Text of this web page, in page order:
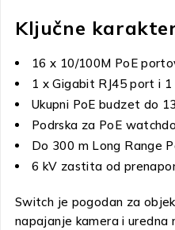
Ključne
16 x 10/100M PoE
1 x Gigabit RJ45 port i
Ukupni PoE budzet do
Podrska za PoE
Do 300 m Long Range
6 kV zastita od
Switch je pogodan za
napajanje kamera i uredna